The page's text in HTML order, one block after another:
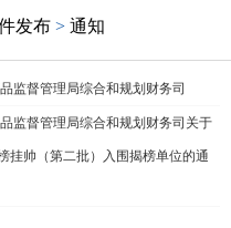
发布 > 通知
监督管理局综合和规划财务司
监督管理局综合和规划财务司关于
挂帅（第二批）入围揭榜单位的通